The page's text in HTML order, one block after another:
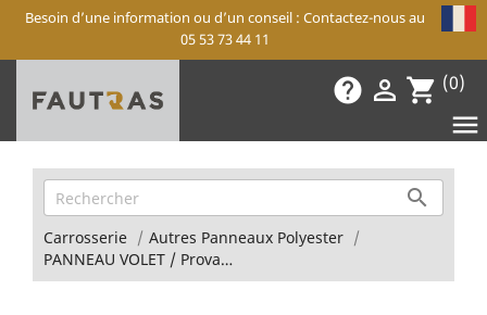
Besoin d’une information ou d’un conseil : Contactez-nous au
05 53 73 44 11
help  shopping_cart (0)


Carrosserie
Autres Panneaux Polyester
PANNEAU VOLET / Provan E2, Imara